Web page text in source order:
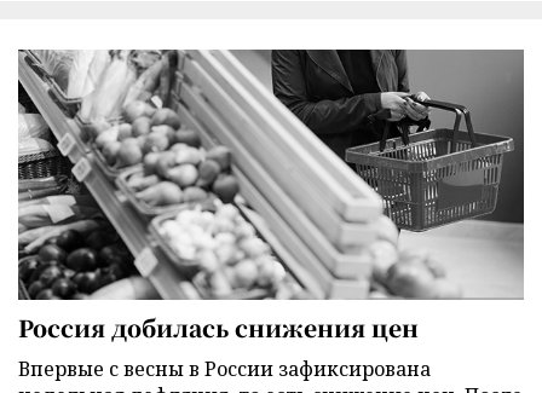
Россия добилась снижения цен
Впервые с весны в России зафиксирована